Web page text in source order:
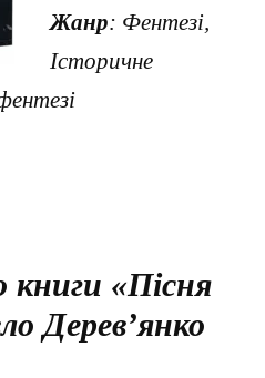
Жанр: Фентезі,
Історичне
книги «Пісня
Дерев’янко